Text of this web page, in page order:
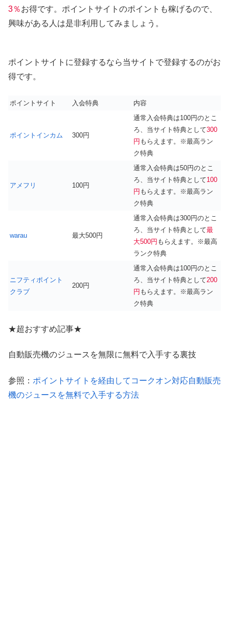
3％お得です。ポイントサイトのポイントも稼げるので、
興味がある人は是非利用してみましょう。
ポイントサイトに登録するなら当サイトで登録するのがお
得です。
ポイントサイト 入会特典 内容
ポイントインカム 300円
通常入会特典は100円のとこ
ろ、当サイト特典として300
円 もらえます。※最高ラン
ク特典
アメフリ 100円
通常入会特典は50円のとこ
ろ、当サイト特典として100
円 もらえます。※最高ラン
ク特典
warau 最大500円
通常入会特典は300円のとこ
ろ、当サイト特典として最
大500円 もらえます。※最高
ランク特典
ニフティポイント
クラブ
200円
通常入会特典は100円のとこ
ろ、当サイト特典として200
円 もらえます。※最高ラン
ク特典
★超おすすめ記事★
自動販売機のジュースを無限に無料で入手する裏技
参照： ポイントサイトを経由してコークオン対応自動販売
機のジュースを無料で入手する方法